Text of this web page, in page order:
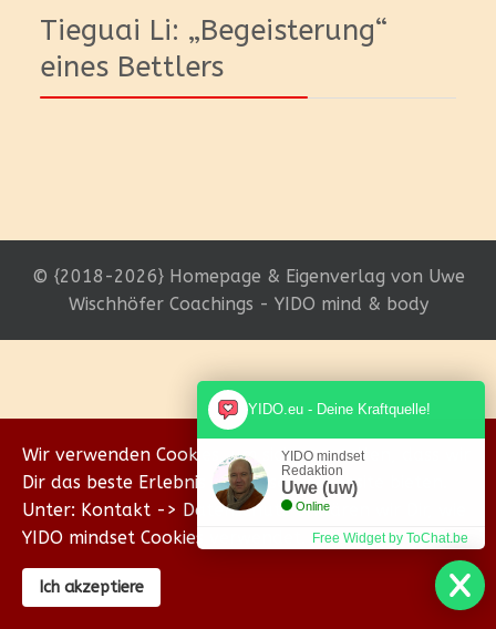
Tieguai Li: „Begeisterung“
eines Bettlers
© {2018-2026} Homepage & Eigenverlag von Uwe
Wischhöfer Coachings - YIDO mind & body
Wir verwenden Cookies, um sicherzustellen, dass wir
Dir das beste Erlebnis auf unserer Website bieten.
Unter: Kontakt -> Datenschutz erklären wir Dir, wie
YIDO mindset Cookies verwendet.
Ich akzeptiere
YIDO.eu - Deine Kraftquelle!
YIDO mindset
Redaktion
Uwe (uw)
Online
Free Widget by ToChat.be